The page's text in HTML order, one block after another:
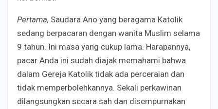
Pertama, Saudara Ano yang beragama Katolik
sedang berpacaran dengan wanita Muslim selama
9 tahun. Ini masa yang cukup lama. Harapannya,
pacar Anda ini sudah diajak memahami bahwa
dalam Gereja Katolik tidak ada perceraian dan
tidak memperbolehkannya. Sekali perkawinan
dilangsungkan secara sah dan disempurnakan